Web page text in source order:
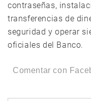
contraseñas,
transferencias de
seguridad y operar
oficiales del Banco.
Comentar con